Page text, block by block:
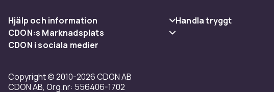
Hjälp och information
Vanliga frågor
Ångra & Returnera här
Handla tryggt
CDON:s Marknadsplats
Sälj på CDON
CDON i sociala medier
Copyright © 2010-2026 CDON AB
CDON AB, Org.nr: 556406-1702